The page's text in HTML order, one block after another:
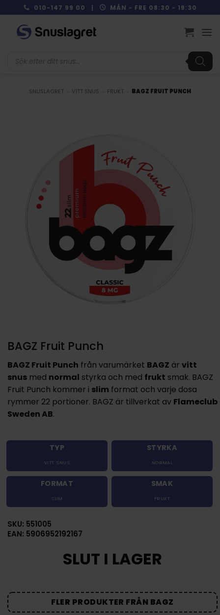
to
content
010-147 99 00 | MÅN - FRE 08:30 - 19:30
SNUSLAGRET VITT SNUS FRUKT BAGZ FRUIT PUNCH
BAGZ Fruit Punch
BAGZ Fruit Punch från varumärket BAGZ är vitt
snus med normal styrka och med frukt smak. BAGZ
Fruit Punch kommer i slim format och varje dosa
rymmer 22 portioner. BAGZ är tillverkat av Flameclub
Sweden AB.
TYP
VITT SNUS
STYRKA
NORMAL
FORMAT
SLIM
SMAK
FRUKT
SKU: 551005
EAN: 5906952192167
SLUT I LAGER
FLER PRODUKTER FRÅN BAGZ